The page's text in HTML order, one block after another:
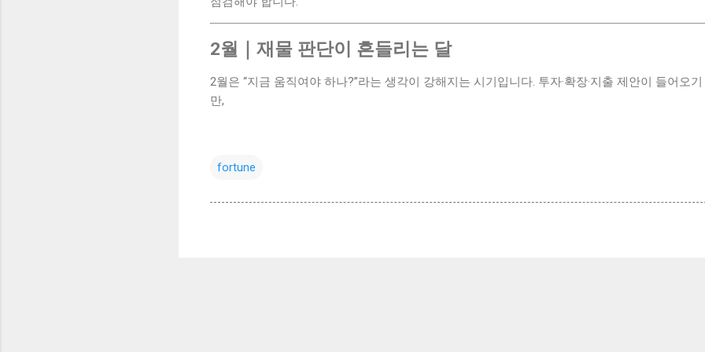
2월｜재물 판단이 흔들리는 달
2월은 “지금 움직여야 하나?”라는 생각이 강해지는 시기입니다. 투자·확장·지출 제안이 들어오
만,
fortune